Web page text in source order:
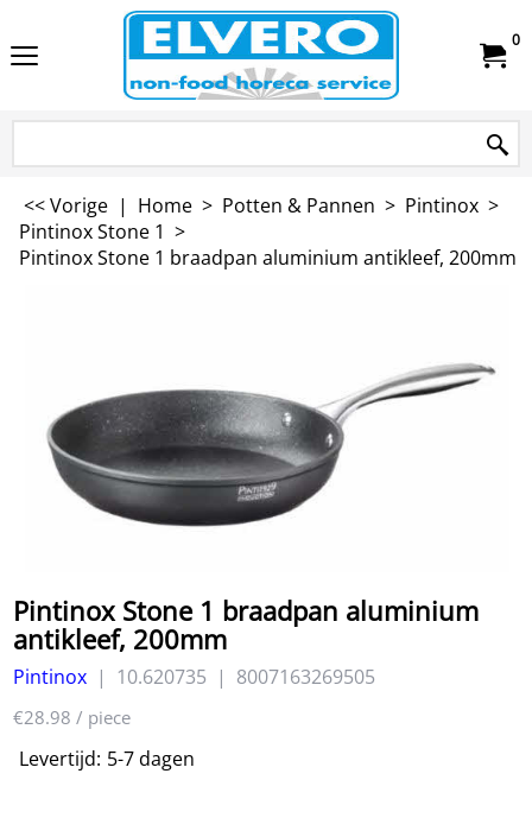
0
<< Vorige | Home > Potten & Pannen > Pintinox >
Pintinox Stone 1 >
Pintinox Stone 1 braadpan aluminium antikleef, 200mm
Pintinox Stone 1 braadpan aluminium
antikleef, 200mm
Pintinox 10.620735 8007163269505
€28.98 / piece
Levertijd: 5-7 dagen